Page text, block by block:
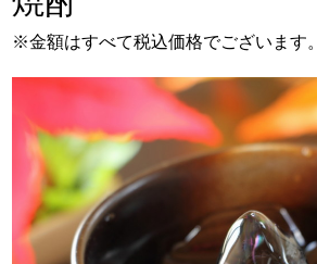
※金額はすべて税込価格でございます。